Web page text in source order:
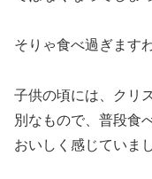
そりゃ食べ過ぎます
子供の頃には、クリ
別なもので、普段食
おいしく感じていま